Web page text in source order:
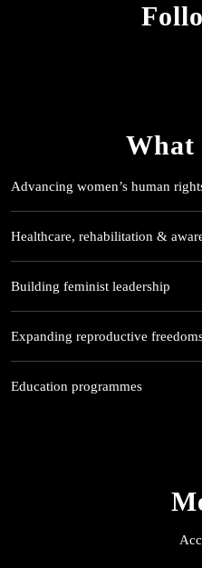
What
Advancing women’s human
Healthcare, rehabilitation &
Building feminist leadership
Expanding reproductive
Education programmes